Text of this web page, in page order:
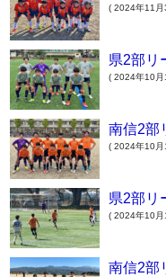
( 2024年11
県2部リ
( 2024年10
南信2部
( 2024年10
県2部リ
( 2024年10
南信2部